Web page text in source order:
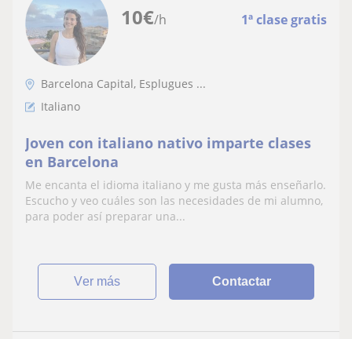
10€/h 1ª clase gratis
Barcelona Capital, Esplugues ...
Italiano
Joven con italiano nativo imparte clases
en Barcelona
Me encanta el idioma italiano y me gusta más enseñarlo.
Escucho y veo cuáles son las necesidades de mi alumno,
para poder así preparar una...
ver más Contactar